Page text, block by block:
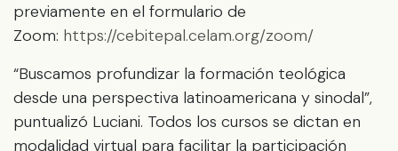
previamente en el formulario de
Zoom: https://cebitepal.celam.org/zoom/
“Buscamos profundizar la formación teológica
desde una perspectiva latinoamericana y sinodal”,
puntualizó Luciani. Todos los cursos se dictan en
modalidad virtual para facilitar la participación